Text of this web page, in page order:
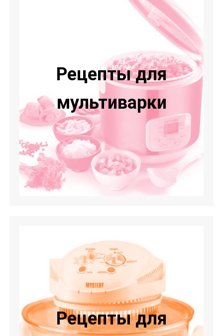
Рецепты для
мультиварки
Рецепты для